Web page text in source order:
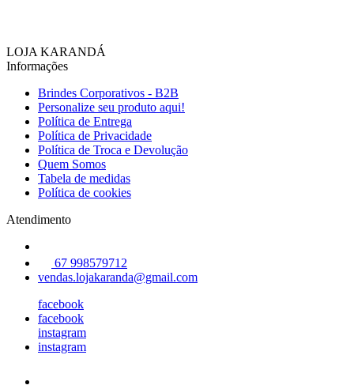
LOJA KARANDÁ
Informações
Brindes Corporativos - B2B
Personalize seu produto aqui!
Política de Entrega
Política de Privacidade
Política de Troca e Devolução
Quem Somos
Tabela de medidas
Política de cookies
Atendimento
67 998579712
vendas.lojakaranda@gmail.com
facebook
facebook
instagram
instagram